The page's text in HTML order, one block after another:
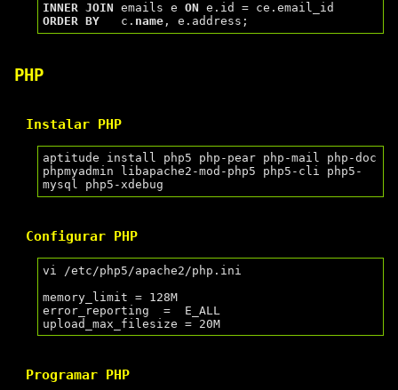
INNER JOIN emails e ON
ORDER BY
   c.
name
PHP
Instalar PHP
aptitude install php5 php-pear php-mail php-doc
phpmyadmin libapache2-mod-php5 php5-cli php5-
Configurar PHP
vi /etc/php5/apache2/php.ini
memory_limit = 128M
error_reporting  =  E_ALL
Programar PHP